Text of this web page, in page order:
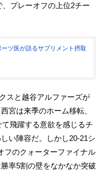
プレーオフの上位2チー
ツ医が語るサプリメント摂取
スと越谷アルファーズが
宮は来季のホーム移転、
飛躍する意欲を感じるチ
い陣容だ。しかし20-21シ
フのクォーターファイナル
率5割の壁をなかなか突破